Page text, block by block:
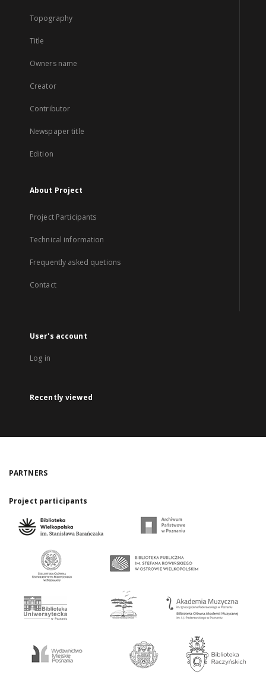
Topography
Title
Owners name
Creator
Contributor
Newspaper title
Edition
About Project
Project Participants
Technical information
Frequently asked quetions
Contact
User's account
Log in
Recently viewed
PARTNERS
Project participants